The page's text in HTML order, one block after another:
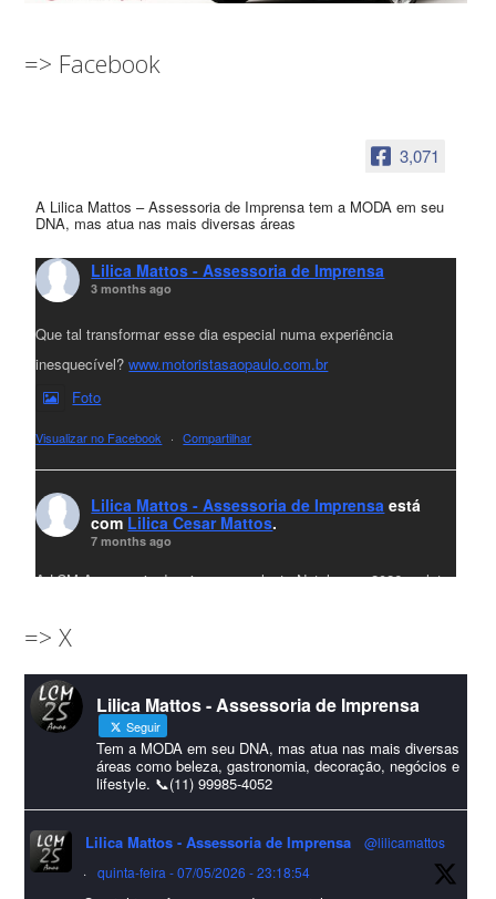
=> Facebook
3,071
A Lilica Mattos – Assessoria de Imprensa tem a MODA em seu
DNA, mas atua nas mais diversas áreas
Lilica Mattos - Assessoria de Imprensa
3 months ago
Que tal transformar esse dia especial numa experiência
inesquecível?www.motoristasaopaulo.com.br
Foto
Visualizar no Facebook · Compartilhar
Lilica Mattos - Assessoria de Imprensa está
com Lilica Cesar Mattos.
7 months ago
A LCM Assessoria deseja um excelente Natal e um 2026 repleto
amigos que sempre nos acompanham!🎄✨🥂❤️
#lcmassessoriassessoria#natal #merrychristmas #felizanonovo
#HappyNewYear
Foto
Visualizar no Facebook · Compartilhar
Lilica Mattos - Assessoria de Imprensa
9 months ago
=> X
Lilica Mattos - Assessoria de Imprensa
Seguir
Tem a MODA em seu DNA, mas atua nas mais diversas
áreas como beleza, gastronomia, decoração, negócios e
lifestyle. 📞(11) 99985-4052
Lilica Mattos - Assessoria de Imprensa
@lilicamattos
·
quinta-feira - 07/05/2026 - 23:18:54